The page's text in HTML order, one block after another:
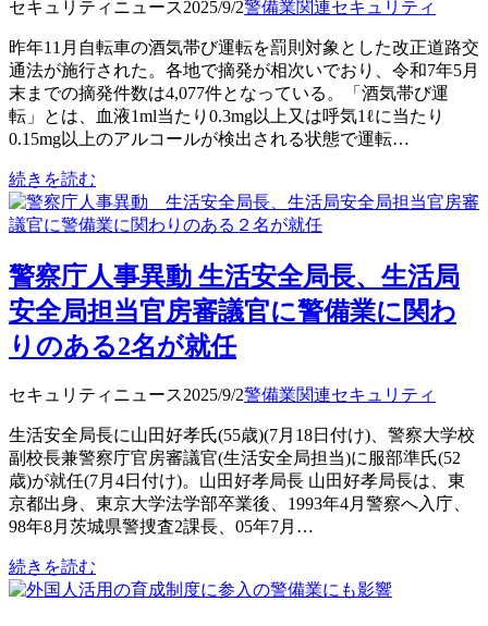
セキュリティニュース2025/9/2警備業関連セキュリティ
昨年11月自転車の酒気帯び運転を罰則対象とした改正道路交
通法が施行された。各地で摘発が相次いでおり、令和7年5月
末までの摘発件数は4,077件となっている。「酒気帯び運
転」とは、血液1ml当たり0.3mg以上又は呼気1ℓに当たり
0.15mg以上のアルコールが検出される状態で運転…
続きを読む
警察庁人事異動 生活安全局長、生活局
安全局担当官房審議官に警備業に関わ
りのある2名が就任
セキュリティニュース2025/9/2警備業関連セキュリティ
生活安全局長に山田好孝氏(55歳)(7月18日付け)、警察大学校
副校長兼警察庁官房審議官(生活安全局担当)に服部準氏(52
歳)が就任(7月4日付け)。山田好孝局長 山田好孝局長は、東
京都出身、東京大学法学部卒業後、1993年4月警察へ入庁、
98年8月茨城県警捜査2課長、05年7月…
続きを読む